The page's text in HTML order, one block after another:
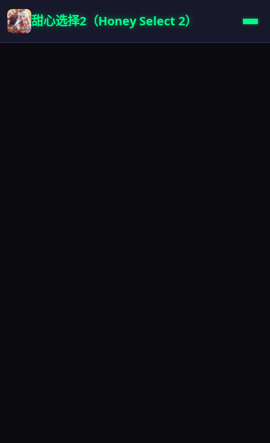
甜心选择2（Honey Select 2）